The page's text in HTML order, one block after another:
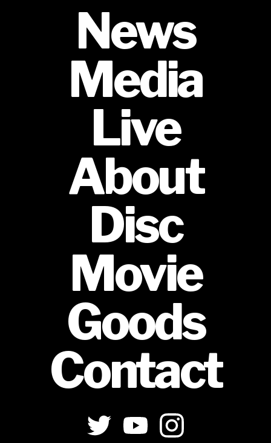
News
Media
Live
About
Disc
Movie
Goods
Contact